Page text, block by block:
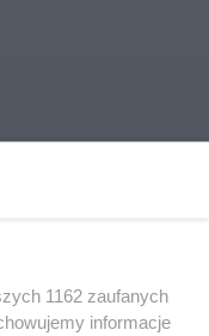
Serwis Informacyjny Miasta
1162 zaufanych
informacje